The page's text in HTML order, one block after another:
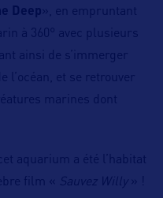
Deep », en empruntant
à 360° avec plusieurs
ainsi de s’immerger
l’océan, et se retrouver
marines dont
aquarium a été l’habitat
film «
Sauvez Willy » !